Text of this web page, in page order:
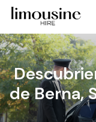
de Berna,